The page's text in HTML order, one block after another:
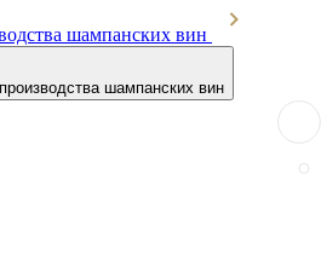
шампанских вин
шампанских вин